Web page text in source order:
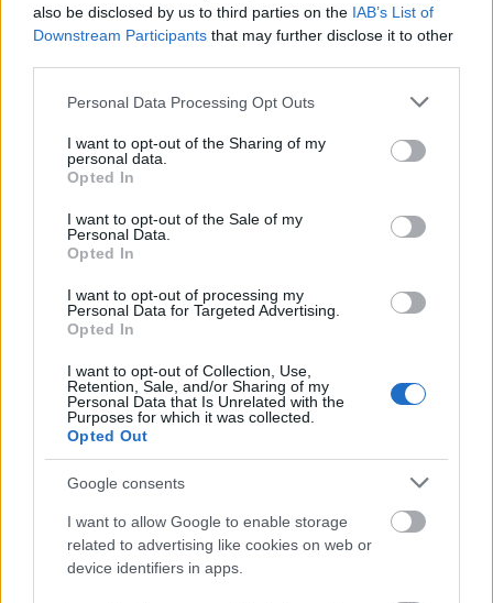
also be disclosed by us to third parties on the IAB’s List of
Downstream Participants that may further disclose it to other
Please note that this website/app uses one or more Google
not limited to your visit or usage behaviour. You may click to
grant or deny consent to Google and its third-party tags to
use your data for below specified purposes in below Google
consent section.
Personal Data Processing Opt Outs
I want to opt-out of the Sharing of my
personal data.
Opted In
I want to opt-out of the Sale of my
Personal Data.
Opted In
I want to opt-out of processing my
Personal Data for Targeted Advertising.
Opted In
I want to opt-out of Collection, Use,
Retention, Sale, and/or Sharing of my
Personal Data that Is Unrelated with the
Purposes for which it was collected.
Opted Out
Google consents
I want to allow Google to enable storage
related to advertising like cookies on web or
device identifiers in apps.
›› To je moje vyznání, inspirované krédem
neznámou zemi, tajuplnou, ale překrásnou
Šumavu. Ten, kdo četl autorova díla
„V ráji šumavském“, „Ze světa lesních samot“,
„Pošumavské rapsodie“, „Skláři“ nebo „Ze
šumavského Podlesí“, zahoří touhou poznat
ten divukrásný kraj, opředený baladami o
osudech prostých dřevorubců, sklářů,
myslivců i pytláků. ‹‹